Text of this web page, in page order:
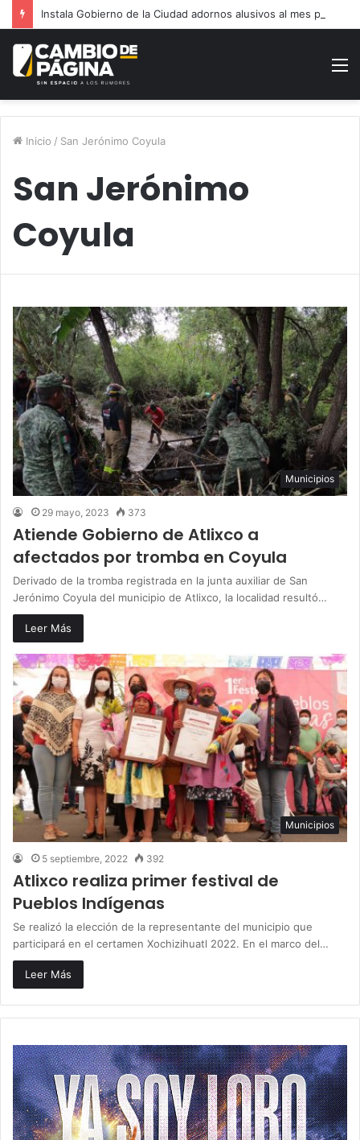
Inicio / San Jerónimo Coyula
San Jerónimo
Coyula
Municipios
29 mayo, 2023 373
Atiende Gobierno de Atlixco a
afectados por tromba en Coyula
Derivado de la tromba registrada en la junta auxiliar de San
Jerónimo Coyula del municipio de Atlixco, la localidad resultó…
Leer Más
Municipios
5 septiembre, 2022 392
Atlixco realiza primer festival de
Pueblos Indígenas
Se realizó la elección de la representante del municipio que
participará en el certamen Xochizihuatl 2022. En el marco del…
Leer Más